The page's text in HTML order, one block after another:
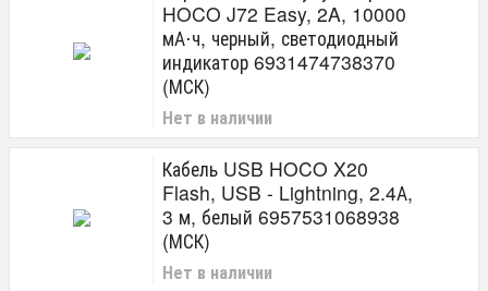
HOCO J72 Easy, 2A, 10000
мА⋅ч, черный, светодиодный
индикатор 6931474738370
(МСК)
Нет в наличии
Кабель USB HOCO X20
Flash, USB - Lightning, 2.4А,
3 м, белый 6957531068938
(МСК)
Нет в наличии